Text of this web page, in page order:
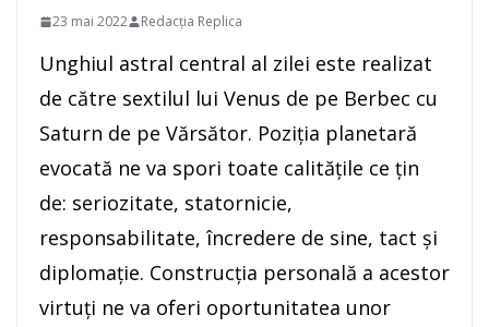
23 mai 2022 Redacția Replica
Unghiul astral central al zilei este realizat
de către sextilul lui Venus de pe Berbec cu
Saturn de pe Vărsător. Poziţia planetară
evocată ne va spori toate calităţile ce ţin
de: seriozitate, statornicie,
responsabilitate, încredere de sine, tact şi
diplomaţie. Construcţia personală a acestor
virtuţi ne va oferi oportunitatea unor